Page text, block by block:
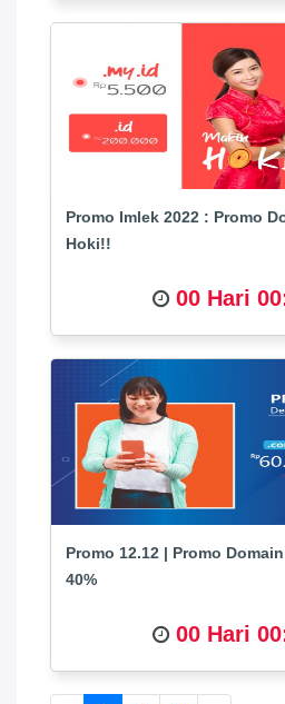
Promo Imlek 2022 : Promo
Hoki!!
00 Hari
Promo 12.12 | Promo
40%
00 Hari